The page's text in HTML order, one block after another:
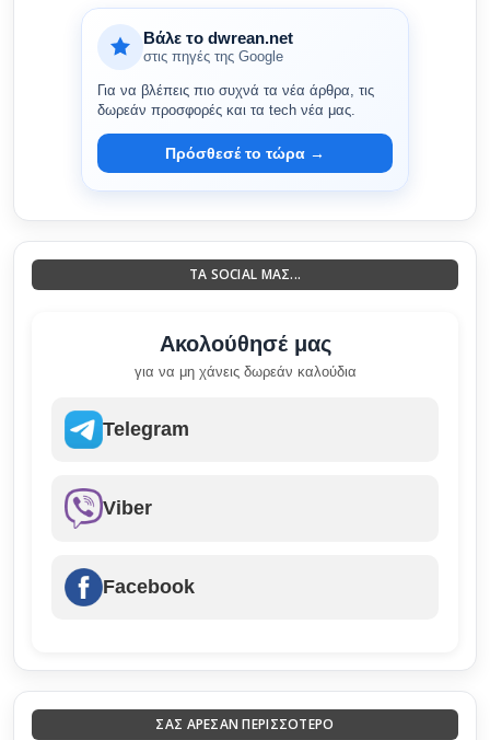
Βάλε το dwrean.net
στις πηγές της Google
Για να βλέπεις πιο συχνά τα νέα άρθρα, τις
δωρεάν προσφορές και τα tech νέα μας.
Πρόσθεσέ το τώρα →
ΤΑ SOCIAL ΜΑΣ...
Ακολούθησέ μας
για να μη χάνεις δωρεάν καλούδια
Telegram
Viber
Facebook
ΣΑΣ ΑΡΕΣΑΝ ΠΕΡΙΣΣΟΤΕΡΟ